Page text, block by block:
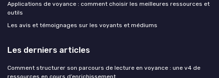
Applications de voyance : comment choisir les meilleures ressources et
outils
Les avis et témoignages sur les voyants et médiums
Les derniers articles
Comment structurer son parcours de lecture en voyance : une v4 de